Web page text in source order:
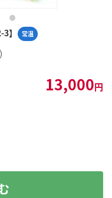
】 常温
5
13,000円